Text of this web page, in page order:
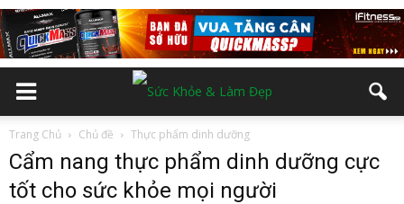
Trang Chủ Chủ đề Thực phẩm dinh dưỡng
Cẩm nang thực phẩm dinh dưỡng cực
tốt cho sức khỏe mọi người